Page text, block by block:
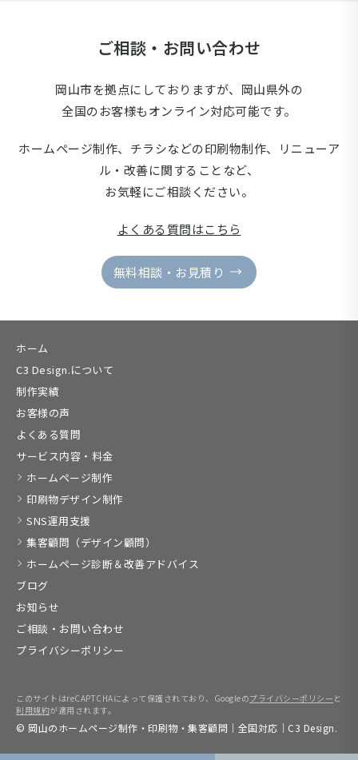
ご相談・お問い合わせ
岡山市を拠点にしておりますが、岡山県外の
全国のお客様もオンライン対応可能です。
ホームページ制作、チラシなどの印刷物制作、
リニューア
ル・改善に関することなど、
お気軽にご相談ください。
よくある質問はこちら
無料相談・お見積り
ホーム
C3 Design.について
制作実績
お客様の声
よくある質問
サービス内容・料金
ホームページ制作
印刷物デザイン制作
SNS運用支援
集客顧問（デザイン顧問）
ホームページ診断＆改善アドバイス
ブログ
お知らせ
ご相談・お問い合わせ
プライバシーポリシー
このサイトはreCAPTCHAによって保護されており、Googleのプライバシーポリシー と
利用規約が適用されます。
© 岡山のホームページ制作・印刷物・集客顧問｜全国対応｜C3 Design.